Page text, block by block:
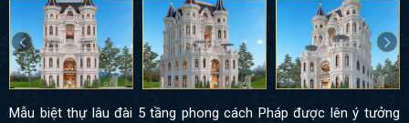
Mẫu biệt thự lâu đài 5 tầng phong cách Pháp được lên ý tưởng